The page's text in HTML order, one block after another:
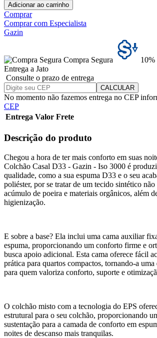
Adicionar ao carrinho
Comprar
Comprar com Especialista
Gazin
Compra Segura
Entrega a Jato
Consulte o prazo de entrega
No momento não fazemos entrega no CEP
CEP
Entrega Valor Frete
Descrição do produto
Chegou a hora de ter mais conforto em suas
Colchão Casal D33 - Gazin - Iso 3000 é
qualidade, como a sua espuma D33 e o seu
poliéster, por se tratar de um tecido sintético não
acúmulo de poeira e materiais orgânicos, além
higienização.
E sobre a base? Ela inclui uma cama auxiliar
espuma, proporcionando um conforto firme e
busca apoio adicional. Esta cama oferece fácil
prática para quartos compactos, tornando-a
para quem valoriza conforto, suporte e
O colchão misto com a tecnologia do EPS
estrutural para o seu colchão, proporcionando
sustentação para a camada de conforto em
noites de descanso mais tranquilas.